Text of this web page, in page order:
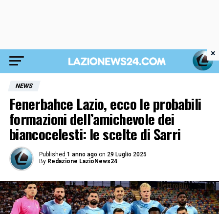
NEWS
Fenerbahce Lazio, ecco le probabili
formazioni dell’amichevole dei
biancocelesti: le scelte di Sarri
Published 1 anno ago on 29 Luglio 2025
By Redazione LazioNews24
×